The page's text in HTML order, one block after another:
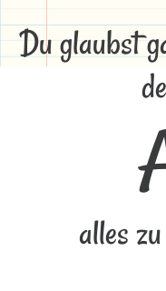
Du glaubst
alles